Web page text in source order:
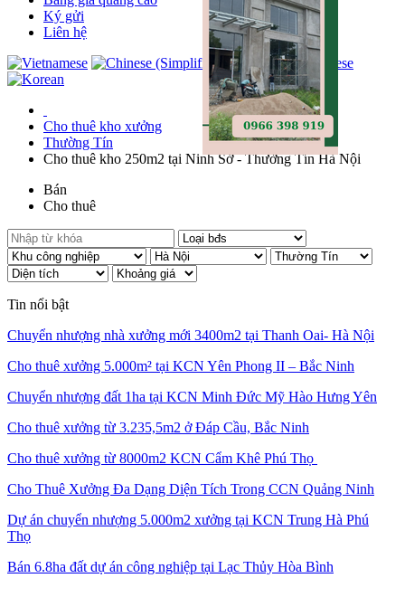
Ký gửi
Liên hệ
Cho thuê kho xưởng
Thường Tín
Cho thuê kho 250m2 tại Ninh Sở - Thường Tín Hà Nội
Bán
Cho thuê
Tin nổi bật
Chuyển nhượng nhà xưởng mới 3400m2 tại Thanh Oai- Hà Nội
Cho thuê xưởng 5.000m² tại KCN Yên Phong II – Bắc Ninh
Chuyển nhượng đất 1ha tại KCN Minh Đức Mỹ Hào Hưng Yên
Cho thuê xưởng từ 3.235,5m2 ở Đáp Cầu, Bắc Ninh
Cho thuê xưởng từ 8000m2 KCN Cẩm Khê Phú Thọ
Cho Thuê Xưởng Đa Dạng Diện Tích Trong CCN Quảng Ninh
Dự án chuyển nhượng 5.000m2 xưởng tại KCN Trung Hà Phú
Thọ
Bán 6.8ha đất dự án công nghiệp tại Lạc Thủy Hòa Bình